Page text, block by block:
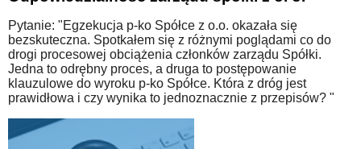
Pytanie: "Egzekucja p-ko Spółce z o.o. okazała się
bezskuteczna. Spotkałem się z różnymi poglądami co do
drogi procesowej obciążenia członków zarządu Spółki.
Jedna to odrębny proces, a druga to postępowanie
klauzulowe do wyroku p-ko Spółce. Która z dróg jest
prawidłowa i czy wynika to jednoznacznie z przepisów? "